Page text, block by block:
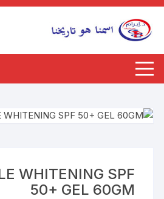
التجاوز
المحتوى
WHITENING SPF
50+ GEL 60GM